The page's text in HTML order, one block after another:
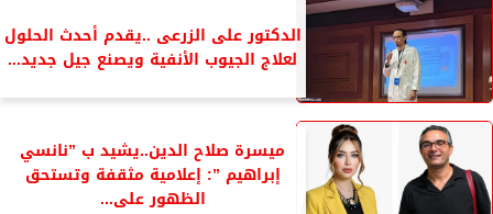
الدكتور على الزرعى ..يقدم أحدث الحلول
لعلاج الجيوب الأنفية ويصنع جيل جديد...
ميسرة صلاح الدين..يشيد ب ”نانسي
إبراهيم ”: إعلامية مثقفة وتستحق
الظهور على...